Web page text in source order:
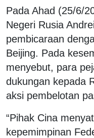
Pada Ahad (25/6/
Negeri Rusia
pembicaraan
Beijing. Pada
menyebut, para
dukungan kepada
aksi pembelotan
“Pihak Cina
kepemimpinan